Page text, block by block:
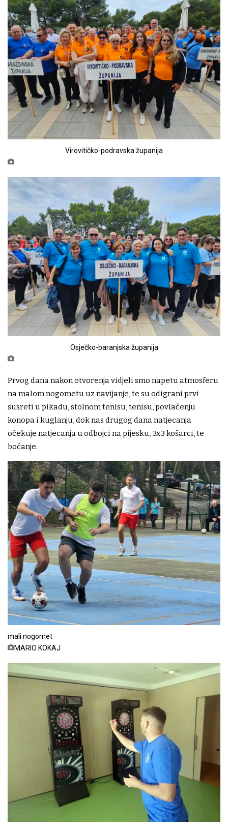
Virovitičko-podravska županija
Osječko-baranjska županija
Prvog dana nakon otvorenja vidjeli smo napetu atmosferu
na malom nogometu uz navijanje, te su odigrani prvi
susreti u pikadu, stolnom tenisu, tenisu, povlačenju
konopa i kuglanju, dok nas drugog dana natjecanja
očekuje natjecanja u odbojci na pijesku, 3x3 košarci, te
boćanje.
mali nogomet
MARIO KOKAJ